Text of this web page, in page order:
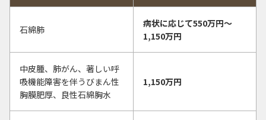
石綿肺
病状に応じて550万円〜
1,150万円
中皮腫、肺がん、著しい呼
吸機能障害を伴うびまん性
胸膜肥厚、良性石綿胸水
1,150万円